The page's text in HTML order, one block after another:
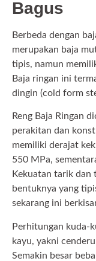
Bagus
Berbeda dengan
merupakan baja
tipis, namun
Baja ringan ini
dingin (cold form
Reng Baja Ringan
perakitan dan
memiliki derajat
550 MPa,
Kekuatan tarik dan
bentuknya yang
sekarang ini
Perhitungan kuda-
kayu, yakni
Semakin besar